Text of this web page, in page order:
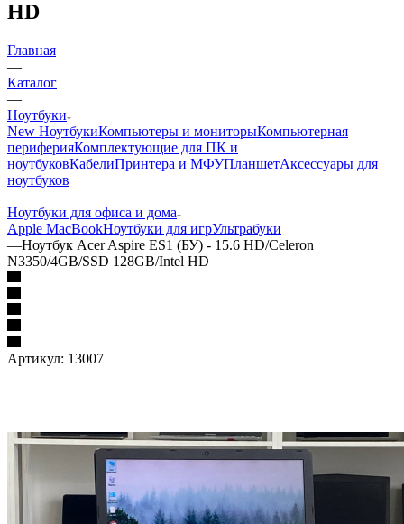
HD
Главная
—
Каталог
—
Ноутбуки
New НоутбукиКомпьютеры и мониторыКомпьютерная
периферияКомплектующие для ПК и
ноутбуковКабелиПринтера и МФУПланшетАксессуары для
ноутбуков
—
Ноутбуки для офиса и дома
Apple MacBookНоутбуки для игрУльтрабуки
—Ноутбук Acer Aspire ES1 (БУ) - 15.6 HD/Celeron
N3350/4GB/SSD 128GB/Intel HD
Артикул: 13007